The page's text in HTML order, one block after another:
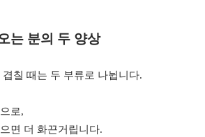
는 분의 두 양상
칠 때는 두 부류로 나뉩니다.
으로,
면 더 화끈거립니다.